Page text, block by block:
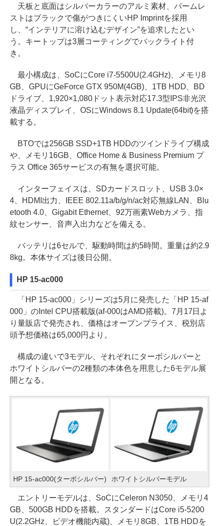
天板と底面はシルバーカラーのアルミ素材、パームレ
ストはブラックで傷がつきにくいHP Imprintを採用
し、“インテリアに溶け込むデザイン”を追求したとい
う。キートップは3層コーティングでバックライト付
き。
最小構成は、SoCにCore i7-5500U(2.4GHz)、メモリ8
GB、GPUにGeForce GTX 950M(4GB)、1TB HDD、BD
ドライブ、1,920×1,080ドット表示対応17.3型IPS非光沢
液晶ディスプレイ、OSにWindows 8.1 Update(64bit)を搭
載する。
BTOでは256GB SSD+1TB HDDのツインドライブ構成
や、メモリ16GB、Office Home & Business Premium プ
ラス Office 365サービスの有無を選択可能。
インターフェイスは、SDカードスロット、USB 3.0×
4、HDMI出力、IEEE 802.11a/b/g/n/ac対応無線LAN、Blu
etooth 4.0、Gigabit Ethernet、92万画素Webカメラ、指
紋センサー、音声入出力などを備える。
バッテリは6セルで、駆動時間は約5時間。重量は約2.9
8kg。本体サイズは後日公開。
HP 15-ac000
「HP 15-ac000」シリーズは5月に発売した「HP 15-af
000」のIntel CPU搭載版(af-000はAMD搭載)。7月17日よ
り量販店で発売され、価格はオープンプライス、税別店
頭予想価格は65,000円より。
構成の違いで3モデル、それぞれにターボシルバーと
ホワイトシルバーの2種類の本体色を用意した6モデル展
開となる。
HP 15-ac000(ターボシルバー) ホワイトシルバーモデル
エントリーモデルは、SoCにCeleron N3050、メモリ4
GB、500GB HDDを搭載。スタンダードはCore i5-5200
U(2.2GHz、ビデオ機能内蔵)、メモリ8GB、1TB HDDを